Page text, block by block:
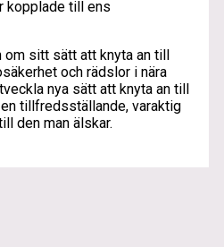
kopplade till ens
om sitt sätt att knyta an till
och rädslor i nära
nya sätt att knyta an till
tillfredsställande, varaktig
den man älskar.